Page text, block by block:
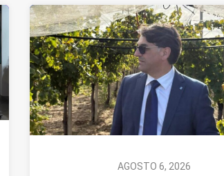
AGOSTO 6, 2026